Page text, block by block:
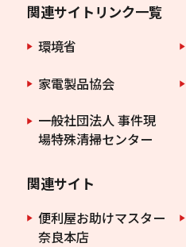
関連サイトリンク一覧
環境省
家電製品協会
一般社団法人 事件現
場特殊清掃センター
関連サイト
便利屋お助けマスター
奈良本店